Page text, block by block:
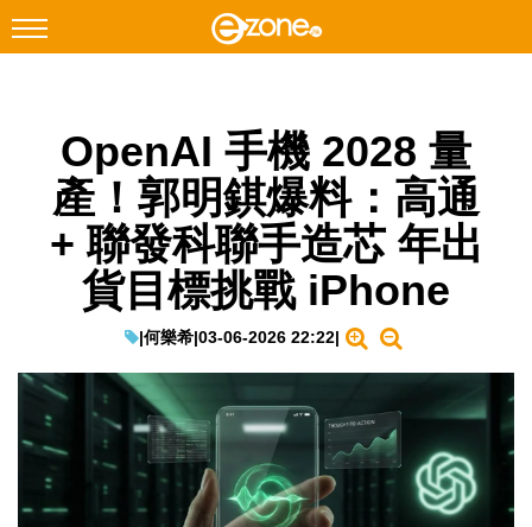
Facebook Instagram
科技焦點
網絡生活
遊戲動漫
EduTech
IT Times
生成式AI與雲端應用
Enterprise Digital Transformation
OpenAI 手機 2028 量
產！郭明錤爆料：高通
+ 聯發科聯手造芯 年出
貨目標挑戰 iPhone
|何樂希|03-06-2026 22:22|